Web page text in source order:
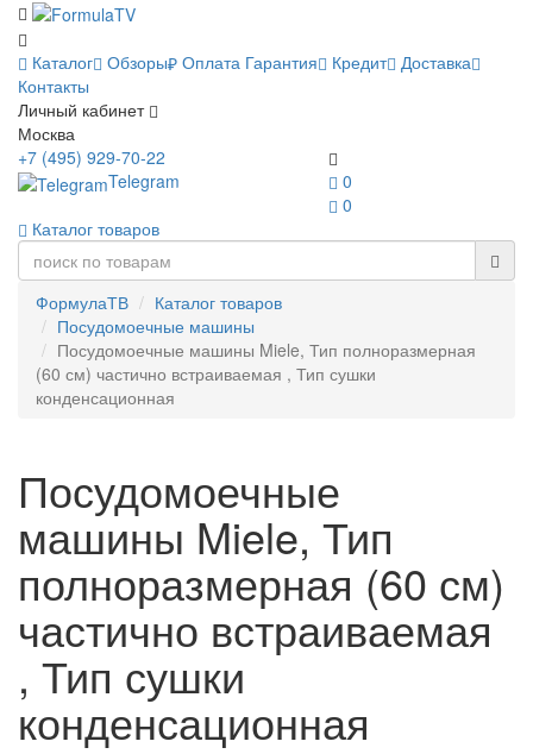
Каталог Обзоры Оплата Гарантия Кредит Доставка
Контакты
Личный кабинет
Москва
0
0
+7 (495) 929-70-22
Telegram
Каталог товаров
ФормулаТВ
Каталог товаров
Посудомоечные машины
Посудомоечные машины Miele, Тип полноразмерная
(60 см) частично встраиваемая , Тип сушки
конденсационная
Посудомоечные
машины Miele, Тип
полноразмерная (60 см)
частично встраиваемая
, Тип сушки
конденсационная